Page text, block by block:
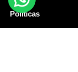
Políticas